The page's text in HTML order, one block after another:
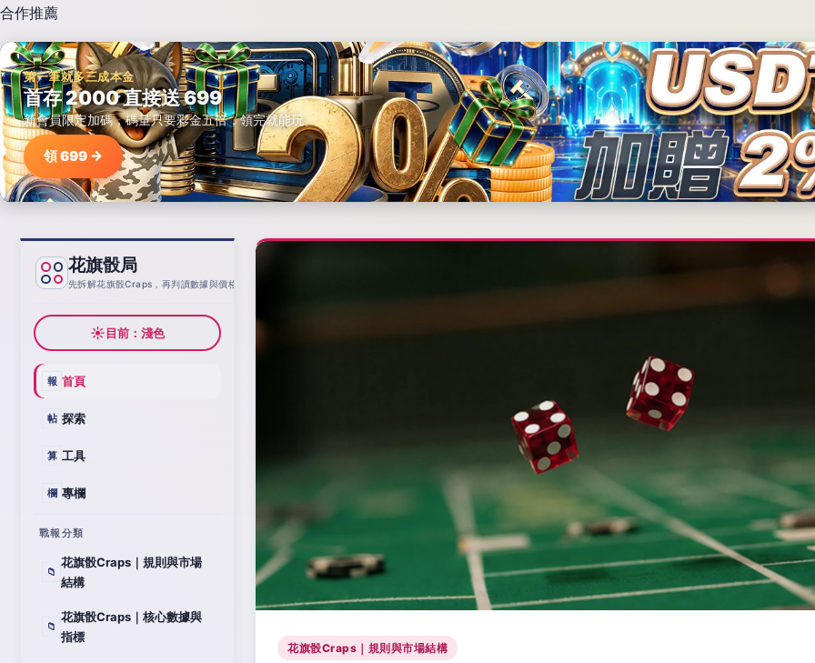
合作推薦
第一筆就多三成本金
首存 2000 直接送 699
新會員限定加碼，碼量只要彩金五倍，領完就能玩。
領 699 →
花旗骰局
先拆解花旗骰Craps，再判讀數據與價格
☀目前：淺色
報 首頁
帖 探索
算 工具
欄 專欄
戰報分類
📁
花旗骰Craps｜規則與市場
結構
📁
花旗骰Craps｜核心數據與
指標
花旗骰Craps｜規則與市場結構